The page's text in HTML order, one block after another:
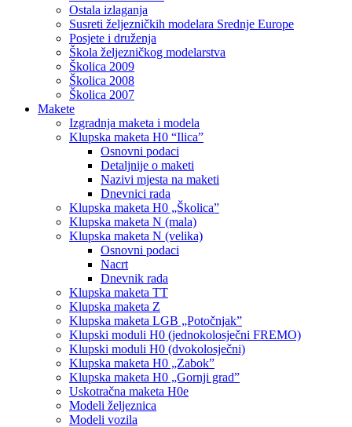
Ostala izlaganja
Susreti željezničkih modelara Srednje Europe
Posjete i druženja
Škola željezničkog modelarstva
Školica 2009
Školica 2008
Školica 2007
Makete
Izgradnja maketa i modela
Klupska maketa H0 “Ilica”
Osnovni podaci
Detaljnije o maketi
Nazivi mjesta na maketi
Dnevnici rada
Klupska maketa H0 „Školica”
Klupska maketa N (mala)
Klupska maketa N (velika)
Osnovni podaci
Nacrt
Dnevnik rada
Klupska maketa TT
Klupska maketa Z
Klupska maketa LGB „Potočnjak”
Klupski moduli H0 (jednokolosječni FREMO)
Klupski moduli H0 (dvokolosječni)
Klupska maketa H0 „Zabok”
Klupska maketa H0 „Gornji grad”
Uskotračna maketa H0e
Modeli željeznica
Modeli vozila